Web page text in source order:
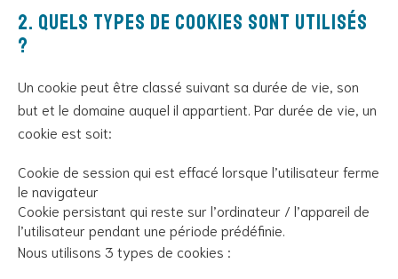
2. Quels types de cookies sont utilisés
?
Un cookie peut être classé suivant sa durée de vie, son
but et le domaine auquel il appartient. Par durée de vie, un
cookie est soit:
Cookie de session qui est effacé lorsque l’utilisateur ferme
le navigateur
Cookie persistant qui reste sur l’ordinateur / l’appareil de
l’utilisateur pendant une période prédéfinie.
Nous utilisons 3 types de cookies :